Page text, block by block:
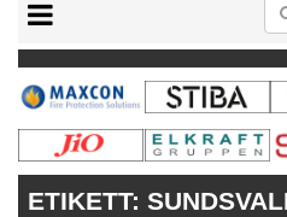
MILJÖBYGGNAD
NOLLCO2
CITYLAB
GREENBUILDING
ANNONSERA
ETIKETT: